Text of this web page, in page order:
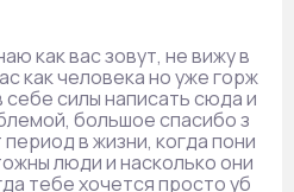
как вас зовут, не вижу в
как человека но уже горж
себе силы написать сюда и
большое спасибо з
в жизни, когда пони
люди и насколько они
тебе хочется просто уб